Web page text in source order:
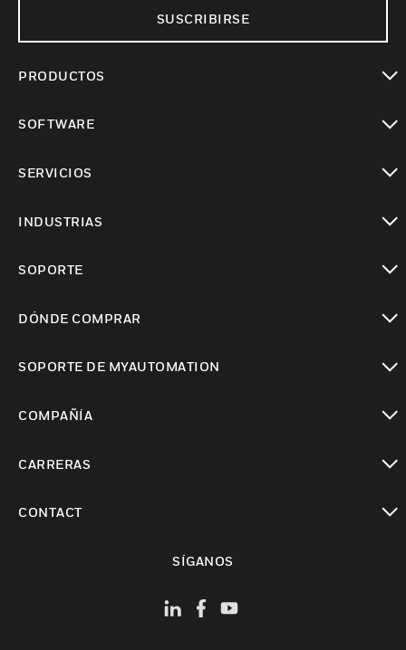
SUSCRIBIRSE
PRODUCTOS
SOFTWARE
SERVICIOS
INDUSTRIAS
SOPORTE
DÓNDE COMPRAR
SOPORTE DE MYAUTOMATION
COMPAÑÍA
CARRERAS
CONTACT
SÍGANOS